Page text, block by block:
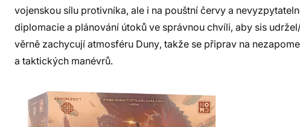
vojenskou sílu protivníka, ale i na pouštní červy a
diplomacie a plánování útoků ve správnou chvíli, aby sis
věrně zachycují atmosféru Duny, takže se připrav na
a taktických manévrů.